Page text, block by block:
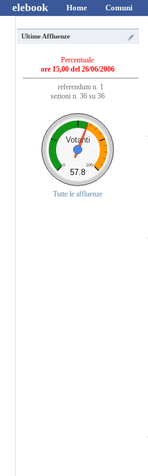
elebook Home Comuni
Ultime Affluenze
Percentuale
ore 15,00 del 26/06/2006
referendum n. 1
sezioni n. 36 su 36
Votanti
0 100
57.8
Tutte le affluenze